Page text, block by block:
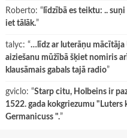
Roberto: “ līdzībā es teiktu: ..
iet tālāk.”
talyc: “…līdz ar luterāņu mācītāja
aiziešanu mūžībā šķiet nomiris
klausāmais gabals tajā radio”
gviclo: “Starp citu, Holbeins ir
1522. gada kokgriezumu "Luters
Germanicuss ".”